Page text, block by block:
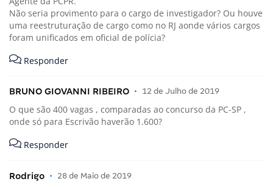
Não seria provimento para o cargo de investigador? Ou houve
uma reestruturação de cargo como no RJ aonde vários cargos
foram unificados em oficial de polícia?
Responder
BRUNO GIOVANNI RIBEIRO • 12 de Julho de 2019
O que são 400 vagas , comparadas ao concurso da PC-SP ,
onde só para Escrivão haverão 1.600?
Responder
Rodrigo • 28 de Maio de 2019